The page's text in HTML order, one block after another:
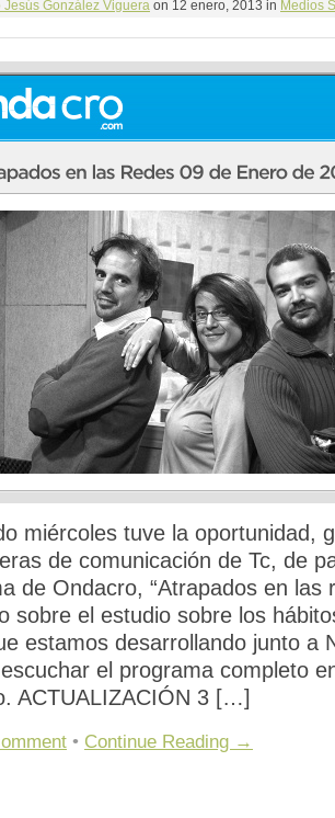
Jesús González Viguera on 12 enero, 2013 in Medios
miércoles tuve la oportunidad,
de comunicación de Tc, de
de Ondacro, “Atrapados en las
sobre el estudio sobre los
estamos desarrollando junto a
el programa completo
ACTUALIZACIÓN 3 […]
• Continue Reading →